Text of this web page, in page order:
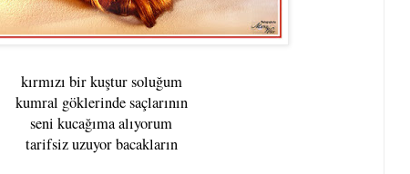
kırmızı bir kuştur soluğum
kumral göklerinde saçlarının
seni kucağıma alıyorum
tarifsiz uzuyor bacakların